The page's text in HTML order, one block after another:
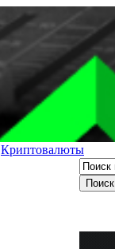
Криптовалюты